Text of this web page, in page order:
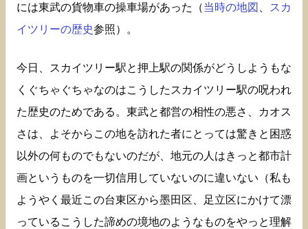
には東武の貨物車の操車場があった（当時の地図
スカ
イツリーの歴史参照）。
今日、スカイツリー駅と押上駅の関係がどうしようもな
くぐちゃぐちゃなのはこうしたスカイツリー駅の呪われ
た歴史のためである。東武と都営の相性の悪さ、カオス
さは、よそからこの地を訪れた者にとっては驚きと困惑
以外の何ものでもないのだが、地元の人はきっと都市計
画というものを一切信用していないのに違いない（私も
ようやく最近この台東区から墨田区、足立区にかけて漂
っているこうした諦めの境地のようなものをやっと理解